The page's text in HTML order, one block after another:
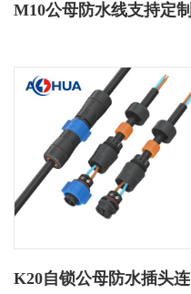
M10公母防水线支持定制
K20自锁公母防水插头连